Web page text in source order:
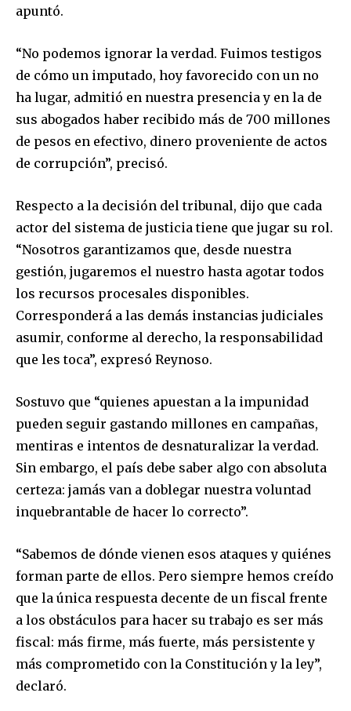
apuntó.
“No podemos ignorar la verdad. Fuimos testigos
de cómo un imputado, hoy favorecido con un no
ha lugar, admitió en nuestra presencia y en la de
sus abogados haber recibido más de 700 millones
de pesos en efectivo, dinero proveniente de actos
de corrupción”, precisó.
Respecto a la decisión del tribunal, dijo que cada
actor del sistema de justicia tiene que jugar su rol.
“Nosotros garantizamos que, desde nuestra
gestión, jugaremos el nuestro hasta agotar todos
los recursos procesales disponibles.
Corresponderá a las demás instancias judiciales
asumir, conforme al derecho, la responsabilidad
que les toca”, expresó Reynoso.
Sostuvo que “quienes apuestan a la impunidad
pueden seguir gastando millones en campañas,
mentiras e intentos de desnaturalizar la verdad.
Sin embargo, el país debe saber algo con absoluta
certeza: jamás van a doblegar nuestra voluntad
inquebrantable de hacer lo correcto”.
“Sabemos de dónde vienen esos ataques y quiénes
forman parte de ellos. Pero siempre hemos creído
que la única respuesta decente de un fiscal frente
a los obstáculos para hacer su trabajo es ser más
fiscal: más firme, más fuerte, más persistente y
más comprometido con la Constitución y la ley”,
declaró.